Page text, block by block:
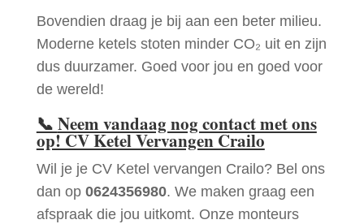
Bovendien draag je bij aan een beter milieu.
Moderne ketels stoten minder CO₂ uit en zijn
dus duurzamer. Goed voor jou en goed voor
de wereld!
📞 Neem vandaag nog contact met ons
op! CV Ketel Vervangen Crailo
Wil je je CV Ketel vervangen Crailo? Bel ons
dan op 0624356980. We maken graag een
afspraak die jou uitkomt. Onze monteurs